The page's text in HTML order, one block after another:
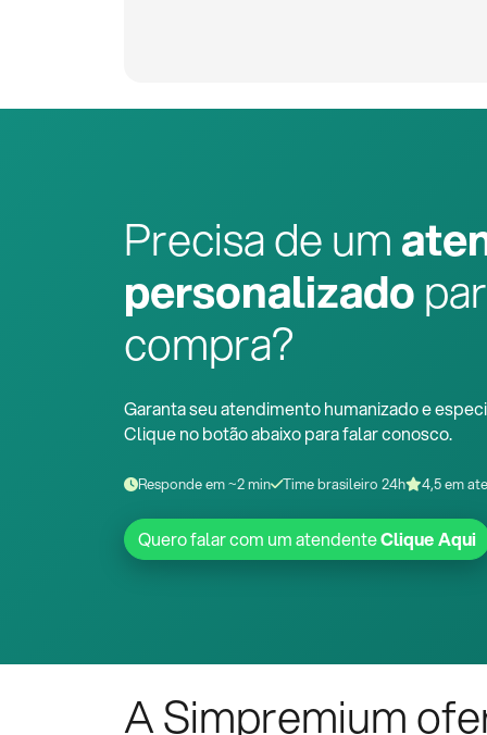
Precisa de um
personalizado
compra?
Garanta seu atendimento humanizado e
Clique no botão abaixo para falar conosco.
Responde em ~2 min Time brasileiro 24h 4,5 em
Quero falar com um atendenteClique Aqui
A Simpremium